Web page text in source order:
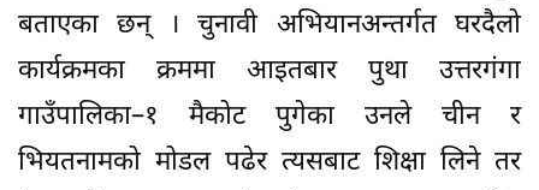
बताएका छन् । चुनावी अभियानअन्तर्गत घरदैलो
कार्यक्रमका क्रममा आइतबार पुथा उत्तरगंगा
गाउँपालिका–१ मैकोट पुगेका उनले चीन र
भियतनामको मोडल पढेर त्यसबाट शिक्षा लिने तर